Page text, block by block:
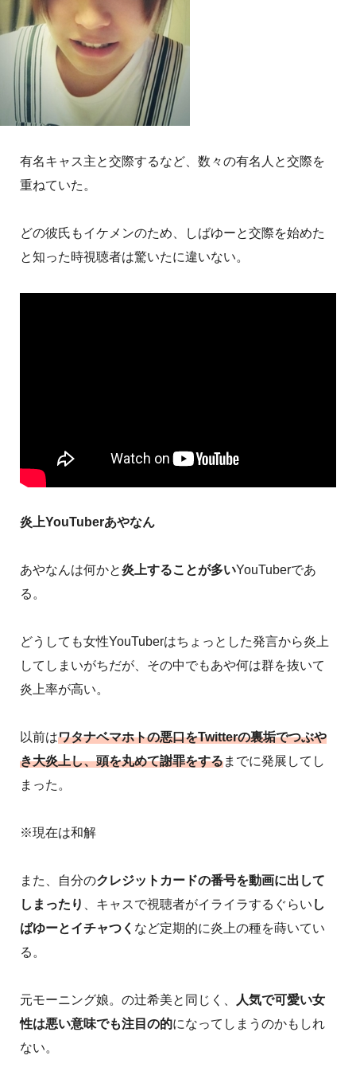
有名キャス主と交際するなど、数々の有名人と交際を
重ねていた。
どの彼氏もイケメンのため、しばゆーと交際を始めた
と知った時視聴者は驚いたに違いない。
炎上YouTuberあやなん
あやなんは何かと炎上することが多いYouTuberであ
る。
どうしても女性YouTuberはちょっとした発言から炎上
してしまいがちだが、その中でもあや何は群を抜いて
炎上率が高い。
以前はワタナベマホトの悪口をTwitterの裏垢でつぶや
き大炎上し、頭を丸めて謝罪をするまでに発展してし
まった。
※現在は和解
また、自分のクレジットカードの番号を動画に出して
しまったり
、キャスで視聴者がイライラするぐらい し
ばゆーとイチャつく など定期的に炎上の種を蒔いてい
る。
元モーニング娘。の辻希美と同じく、
人気で可愛い女
性は悪い意味でも注目の的になってしまうのかもしれ
ない。